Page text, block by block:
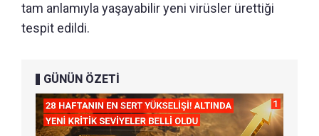
tam anlamıyla yaşayabilir yeni virüsler ürettiği
tespit edildi.
GÜNÜN ÖZETİ